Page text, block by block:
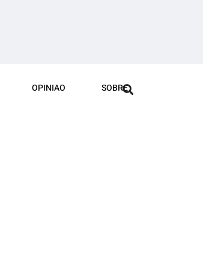
OPINIAO SOBRE